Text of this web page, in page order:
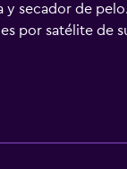
secador de
por satélite
acceso a
son